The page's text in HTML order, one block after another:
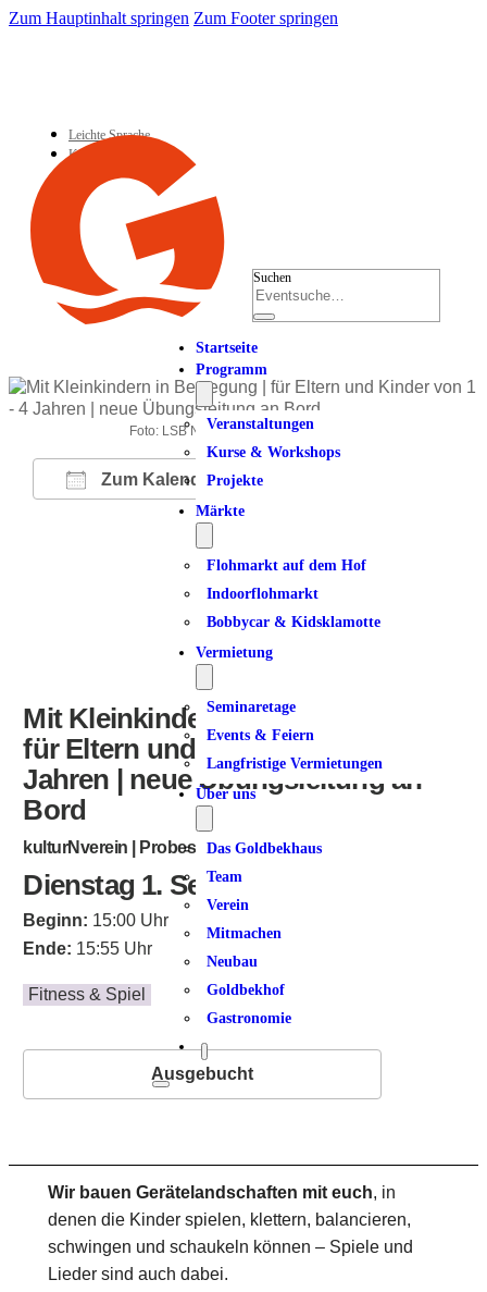
Zum Hauptinhalt springen Zum Footer springen
Leichte Sprache
Kontakt
Suchen
Startseite
Programm
Veranstaltungen
Kurse & Workshops
Projekte
Märkte
Flohmarkt auf dem Hof
Indoorflohmarkt
Bobbycar & Kidsklamotte
Vermietung
Seminaretage
Events & Feiern
Langfristige Vermietungen
Über uns
Das Goldbekhaus
Team
Verein
Mitmachen
Neubau
Goldbekhof
Gastronomie
Foto: LSB NRW Andrea Bowinkelmann
Zum Kalender hinzufügen
ICS herunterladen
Google Kalender
iCalendar
Mit Kleinkindern in Bewegung |
für Eltern und Kinder von 1 – 4
Jahren | neue Übungsleitung an
Bord
kulturNverein | Probestunde möglich
Dienstag 1. September 2026
Beginn: 15:00 Uhr
Ende: 15:55 Uhr
Fitness & Spiel
Ausgebucht
Wir bauen Gerätelandschaften mit euch, in
denen die Kinder spielen, klettern, balancieren,
schwingen und schaukeln können – Spiele und
Lieder sind auch dabei.